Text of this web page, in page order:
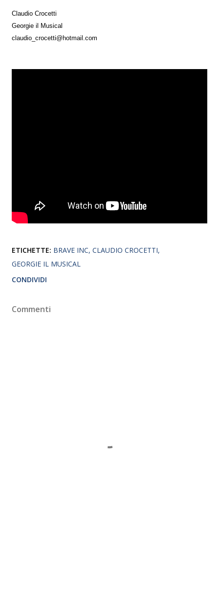
Claudio Crocetti
Georgie il Musical
claudio_crocetti@hotmail.com
ETICHETTE: BRAVE INC CLAUDIO CROCETTI
GEORGIE IL MUSICAL
CONDIVIDI
Commenti